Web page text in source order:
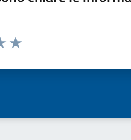
la pagina